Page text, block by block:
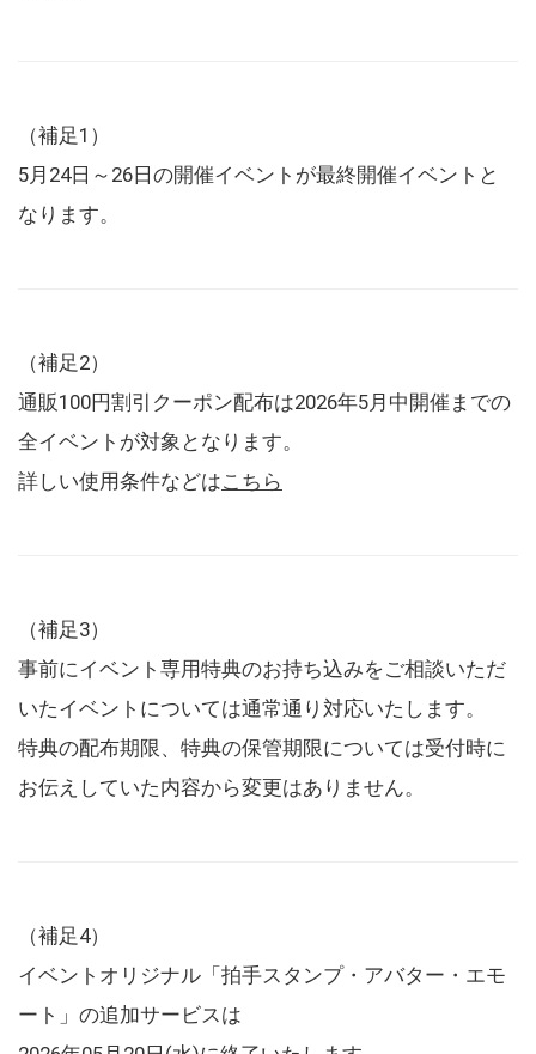
（補足1）
5月24日～26日の開催イベントが最終開催イベントと
なります。
（補足2）
通販100円割引クーポン配布は2026年5月中開催までの
全イベントが対象となります。
詳しい使用条件などはこちら
（補足3）
事前にイベント専用特典のお持ち込みをご相談いただ
いたイベントについては通常通り対応いたします。
特典の配布期限、特典の保管期限については受付時に
お伝えしていた内容から変更はありません。
（補足4）
イベントオリジナル「拍手スタンプ・アバター・エモ
ート」の追加サービスは